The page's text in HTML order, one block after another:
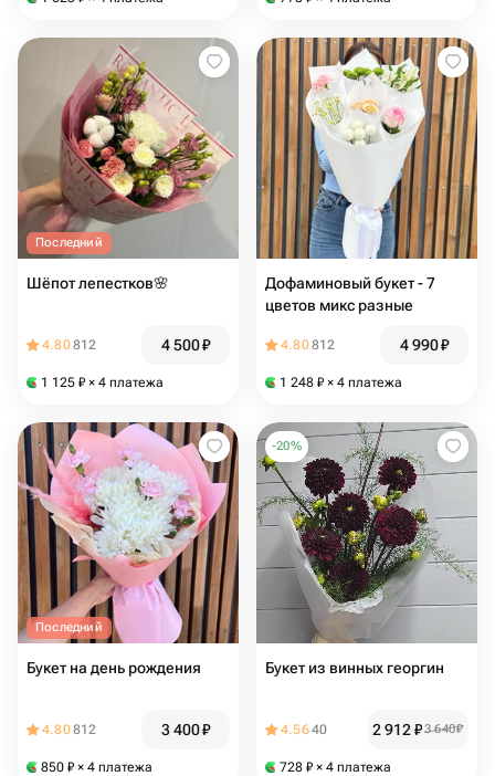
Последний
Шёпот лепестков🌸
4.80812 4 500₽
1 125 ₽ × 4 платежа
Дофаминовый букет - 7
цветов микс разные
4.80812 4 990₽
1 248 ₽ × 4 платежа
Последний
Букет на день рождения
4.80812 3 400₽
850 ₽ × 4 платежа
-20%
Букет из винных георгин
4.5640 2 912₽3 640₽
728 ₽ × 4 платежа